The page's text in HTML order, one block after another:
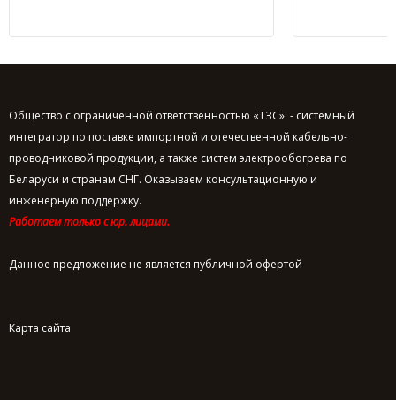
Общество с ограниченной ответственностью «ТЗС» - системный
интегратор по поставке импортной и отечественной кабельно-
проводниковой продукции, а также систем электрообогрева по
Беларуси и странам СНГ. Оказываем консультационную и
инженерную поддержку.
Работаем только с юр. лицами.
Данное предложение не является публичной офертой
Карта сайта